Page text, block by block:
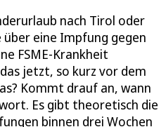
nach Tirol oder
eine Impfung gegen
FSME-Krankheit
jetzt, so kurz vor dem
Kommt drauf an, wann
Es gibt theoretisch die
binnen drei Wochen